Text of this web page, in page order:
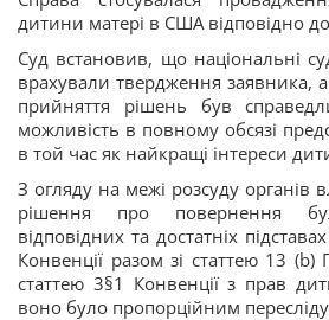
дитини матері в США відповідно до
Суд встановив, що національні
врахували твердження заявника,
прийняття рішень був
можливість в повному обсязі
в той час як найкращі інтереси
З огляду на межі розсуду
рішення про повернення
відповідних та достатніх
Конвенції разом зі статтею 13 (b)
статтею 3§1 Конвенції з прав
воно було пропорційним